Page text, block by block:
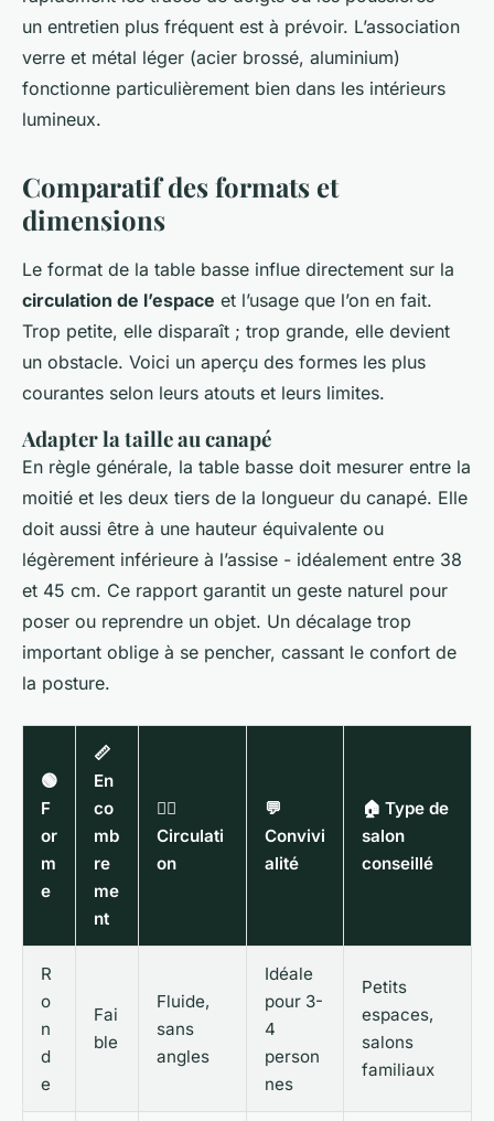
un entretien plus fréquent est à prévoir. L’association
verre et métal léger (acier brossé, aluminium)
fonctionne particulièrement bien dans les intérieurs
lumineux.
Comparatif des formats et
dimensions
Le format de la table basse influe directement sur la
circulation de l’espace et l’usage que l’on en fait.
Trop petite, elle disparaît ; trop grande, elle devient
un obstacle. Voici un aperçu des formes les plus
courantes selon leurs atouts et leurs limites.
Adapter la taille au canapé
En règle générale, la table basse doit mesurer entre la
moitié et les deux tiers de la longueur du canapé. Elle
doit aussi être à une hauteur équivalente ou
légèrement inférieure à l’assise - idéalement entre 38
et 45 cm. Ce rapport garantit un geste naturel pour
poser ou reprendre un objet. Un décalage trop
important oblige à se pencher, cassant le confort de
la posture.
🟢
F
or
m
e
📏
En
co
mb
re
me
nt
🚶‍♂️
Circulati
on
💬
Convivi
alité
🏠 Type de
salon
conseillé
R
o
n
d
e
Fai
ble
Fluide,
sans
angles
Idéale
pour 3-
4
person
nes
Petits
espaces,
salons
familiaux